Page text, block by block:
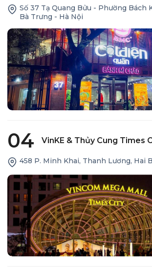
Số 37 Tạ Quang Bửu - Phường Bách
Bà Trưng - Hà Nội
04 VinKE & Thủy Cung Times
458 P. Minh Khai, Thanh Lương, Hai